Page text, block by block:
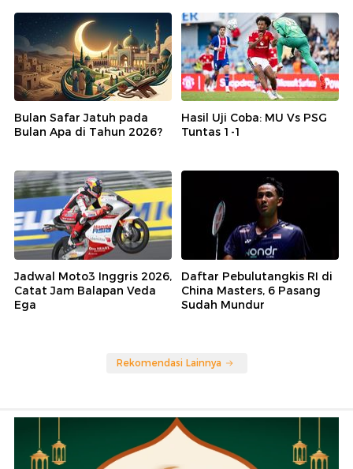
Bulan Safar Jatuh pada
Bulan Apa di Tahun 2026?
Hasil Uji Coba: MU Vs PSG
Tuntas 1-1
Jadwal Moto3 Inggris 2026,
Catat Jam Balapan Veda
Ega
Daftar Pebulutangkis RI di
China Masters, 6 Pasang
Sudah Mundur
Rekomendasi Lainnya